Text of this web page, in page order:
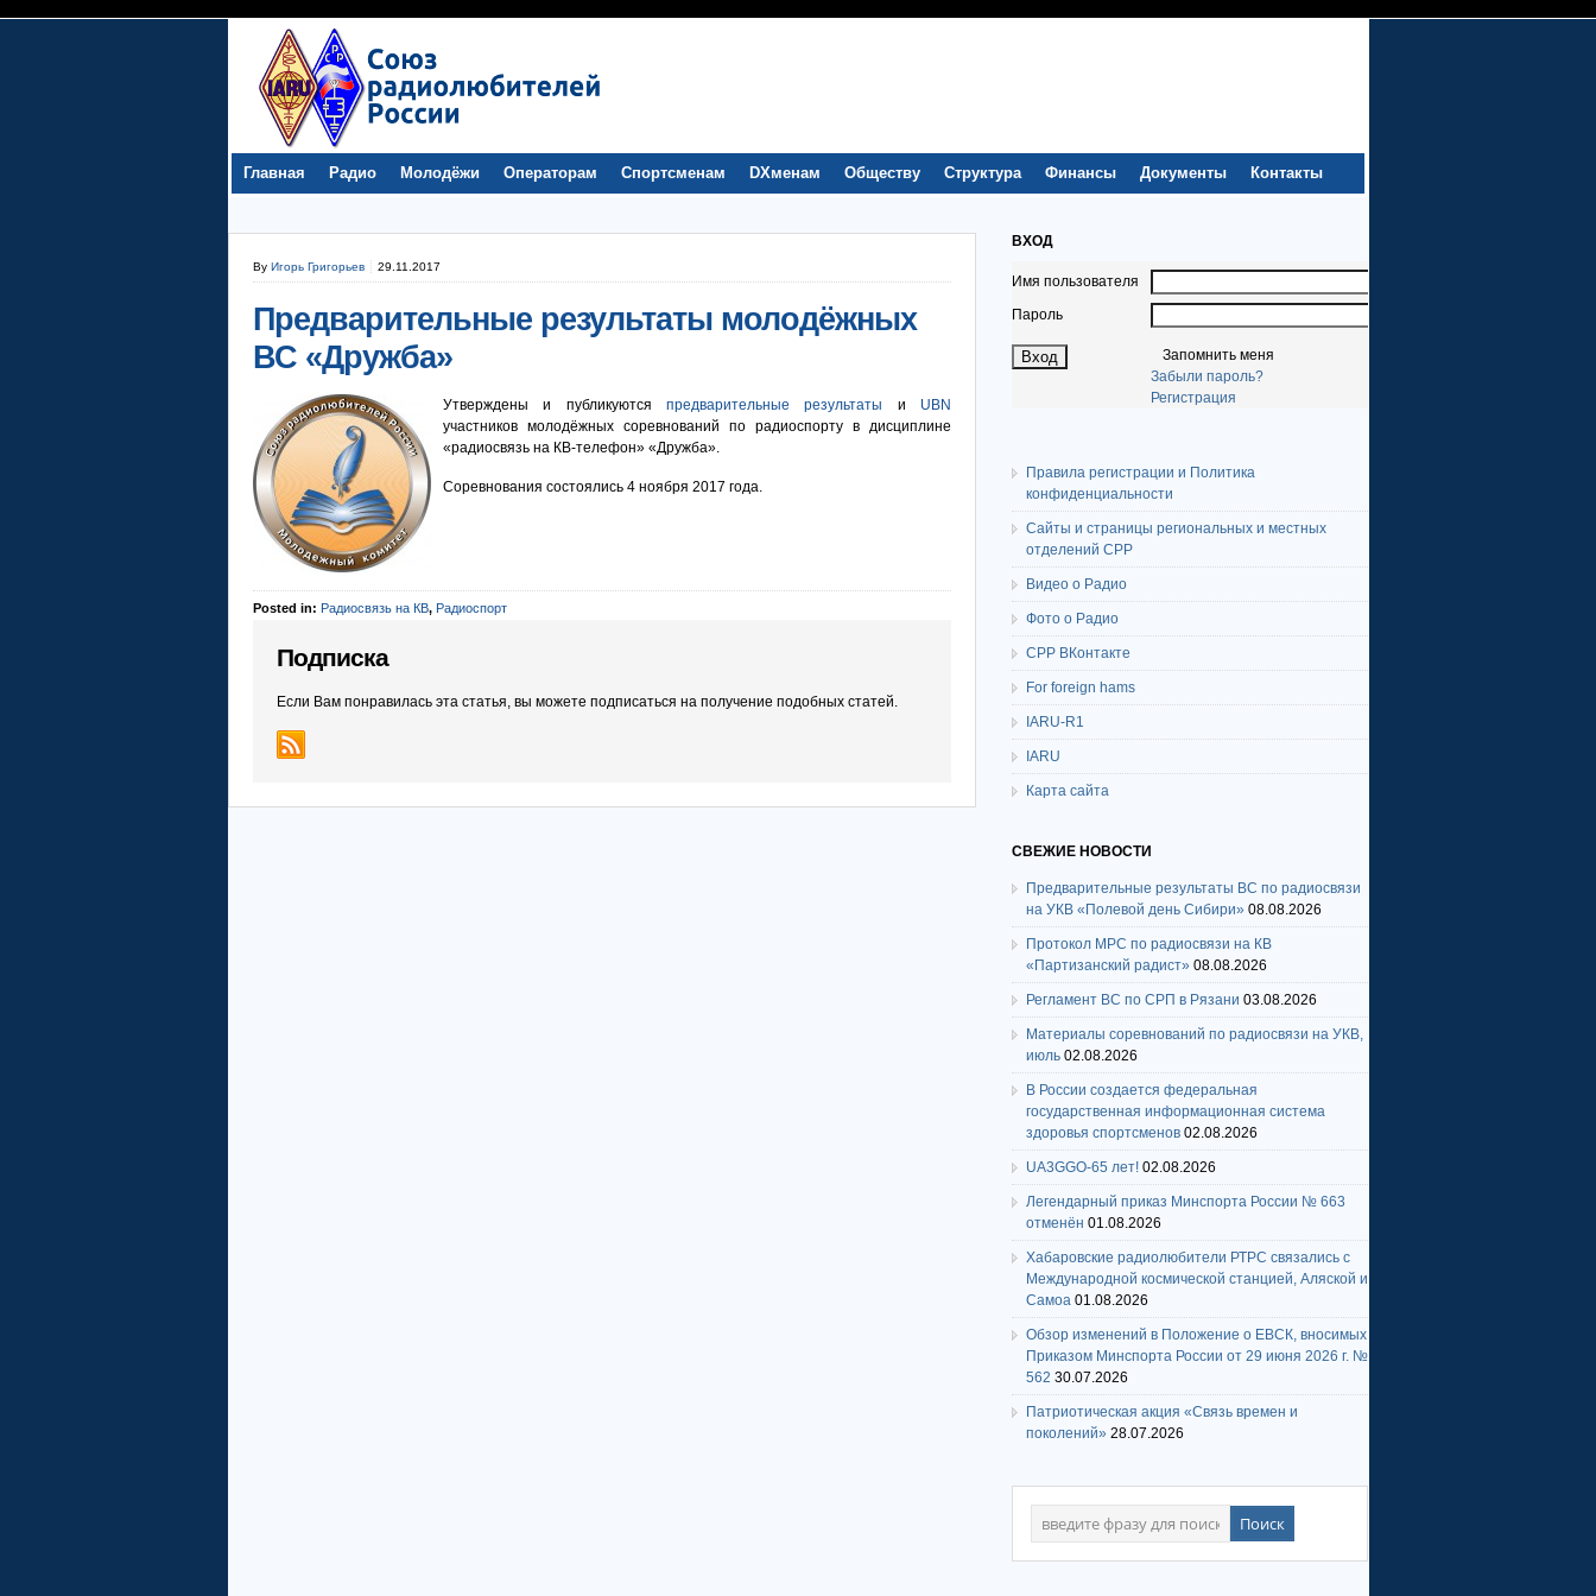
Главная Радио Молодёжи Операторам Спортсменам DXменам Обществу Структура Финансы Документы Контакты
By Игорь Григорьев 29.11.2017
Предварительные результаты молодёжных
ВС «Дружба»
Утверждены и публикуются предварительные результаты и UBN
участников молодёжных соревнований по радиоспорту в дисциплине
«радиосвязь на КВ-телефон» «Дружба».
Соревнования состоялись 4 ноября 2017 года.
Posted in: Радиосвязь на КВ, Радиоспорт
Подписка
Если Вам понравилась эта статья, вы можете подписаться на получение подобных статей.
ВХОД
Имя пользователя
Пароль
Запомнить меня
Забыли пароль?
Регистрация
Правила регистрации и Политика
конфиденциальности
Сайты и страницы региональных и местных
отделений СРР
Видео о Радио
Фото о Радио
СРР ВКонтакте
For foreign hams
IARU-R1
IARU
Карта сайта
СВЕЖИЕ НОВОСТИ
Предварительные результаты ВС по радиосвязи
на УКВ «Полевой день Сибири» 08.08.2026
Протокол МРС по радиосвязи на КВ
«Партизанский радист» 08.08.2026
Регламент ВС по СРП в Рязани 03.08.2026
Материалы соревнований по радиосвязи на УКВ,
июль 02.08.2026
В России создается федеральная
государственная информационная система
здоровья спортсменов 02.08.2026
UA3GGO-65 лет! 02.08.2026
Легендарный приказ Минспорта России № 663
отменён 01.08.2026
Хабаровские радиолюбители РТРС связались с
Международной космической станцией, Аляской и
Самоа 01.08.2026
Обзор изменений в Положение о ЕВСК, вносимых
Приказом Минспорта России от 29 июня 2026 г. №
562 30.07.2026
Патриотическая акция «Связь времен и
поколений» 28.07.2026